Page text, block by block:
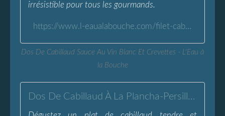
irrésistible pour tous les gourmands.
https://www.l-eaualabouche.com/filet-cabillaud-sauce-vin-blanc-crevettes.html
Dos De Cabillaud Sauce Au Vin Blanc Et Crevettes - L'Eau à
la Bouche
Dos De Cabillaud À La Plancha-Persillade Aux Noisettes